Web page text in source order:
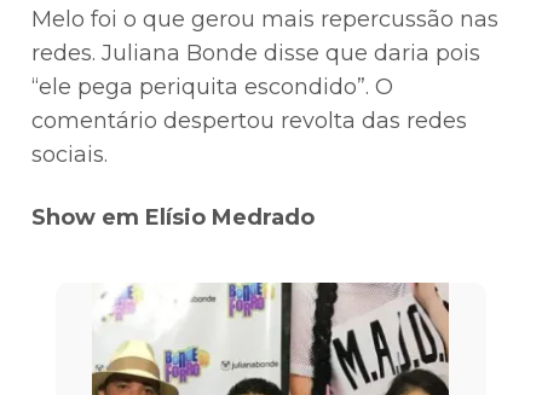
Melo foi o que gerou mais repercussão nas
redes. Juliana Bonde disse que daria pois
“ele pega periquita escondido”. O
comentário despertou revolta das redes
sociais.
Show em Elísio Medrado